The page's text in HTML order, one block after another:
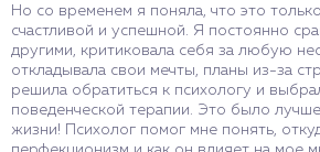
Но со временем я поняла, что это
счастливой и успешной. Я постоянно
другими, критиковала себя за любую
откладывала свои мечты, планы из-за
решила обратиться к психологу и
поведенческой терапии. Это было
жизни! Психолог помог мне понять,